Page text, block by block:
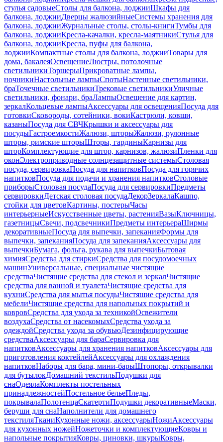
стулья садовыеСтолы для балкона, лоджииШкафы для
балкона, лоджииДверцы жалюзийныеСистемы хранения для
балкона, лоджииЖурнальные столы, столы-книгиТумбы для
балкона, лоджииКресла-качалки, кресла-маятникиСтулья для
балкона, лоджииКресла, пуфы для балкона,
лоджииКомпактные столы для балкона, лоджииТовары для
дома, бакалеяОсвещениеЛюстры, потолочные
светильникиТоршерыПрикроватные лампы,
ночникиНастольные лампыСпотыНастенные светильники,
браТочечные светильникиТрековые светильникиУличные
светильники, фонари, браЛампыОсвещение для картин,
зеркалКольцевые лампыАксессуары для освещенияПосуда для
готовкиСковороды, сотейники, вокиКастрюли, ковши,
казаныПосуда для СВЧКрышки и аксессуары для
посудыГастроемкостиЖалюзи, шторыЖалюзи, рулонные
шторы, римские шторыШторы, гардиныКарнизы для
шторКомплектующие для штор, карнизов, жалюзиПленки для
оконЭлектроприводные солнцезащитные системыСтоловая
посуда, сервировкаПосуда для напитковПосуда для горячих
напитковПосуда для подачи и хранения напитковСтоловые
приборыСтоловая посудаПосуда для сервировкиПредметы
сервировкиДетская столовая посудаДекорЗеркалаКашпо,
стойки для цветовКартины, постерыЧасы
интерьерныеИскусственные цветы, растенияВазыКлючницы,
газетницыСвечи, подсвечникиПредметы интерьераШирмы
декоративныеПосуда для выпечки, запеканияФормы для
выпечки, запеканияПосуда для запеканияАксессуары для
выпечкиБумага, фольга, рукава для выпечкиБытовая
химияСредства для стиркиСредства для посудомоечных
машинУниверсальные, специальные чистящие
средстваЧистящие средства для стекол и зеркалЧистящие
средства для ванной и туалетаЧистящие средства для
кухниСредства для мытья посудыЧистящие средства для
мебелиЧистящие средства для напольных покрытий и
ковровСредства для ухода за техникойОсвежители
воздухаСредства от насекомыхСредства ухода за
одеждойСредства ухода за обувьюДезинфицирующие
средстваАксессуары для бараСервировка для
напитковАксессуары для хранения напитковАксессуары для
приготовления коктейлейАксессуары для охлаждения
напитковНаборы для бара, мини-барыШтопоры, открывалки
для бутылокДомашний текстильПодушки для
снаОдеялаКомплекты постельных
принадлежностейПостельное бельеПледы,
покрывалаПолотенцаСкатертиПодушки декоративныеМаски,
беруши для снаНаполнители для домашнего
текстиляТканиКухонные ножи, аксессуарыНожиАксессуары
для кухонных ножейНожеточки и комплектующиеКовры и
напольные покрытияКовры, циновки, шкурыКовры,